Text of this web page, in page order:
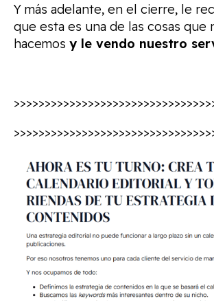
Y más adelante, en el cierre, le
que esta es una de las cosas que
hacemos y le vendo nuestro